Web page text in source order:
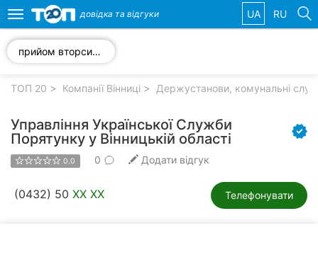
компанії
Популярні
рубрики:
Стоматології
Toggle
navigation
довідка та відгуки UA RU
прийом вторсировини
ТОП 20 Компанії Вінниці Держустанови, комунальні
Управління Української Служби
Порятунку у Вінницькій області
0.0 0 Додати відгук
(0432) 50 XX XX Телефонувати